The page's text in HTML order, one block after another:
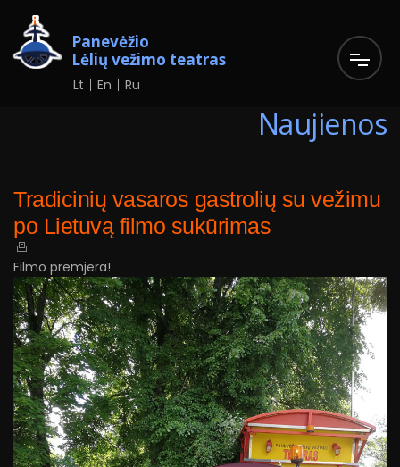
Panevėžio
Lėlių vežimo teatras
Lt En Ru
Naujienos
Tradicinių vasaros gastrolių su vežimu
po Lietuvą filmo sukūrimas
Filmo premjera!